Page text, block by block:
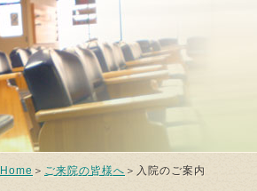
Home ＞ ご来院の皆様へ ＞入院のご案内